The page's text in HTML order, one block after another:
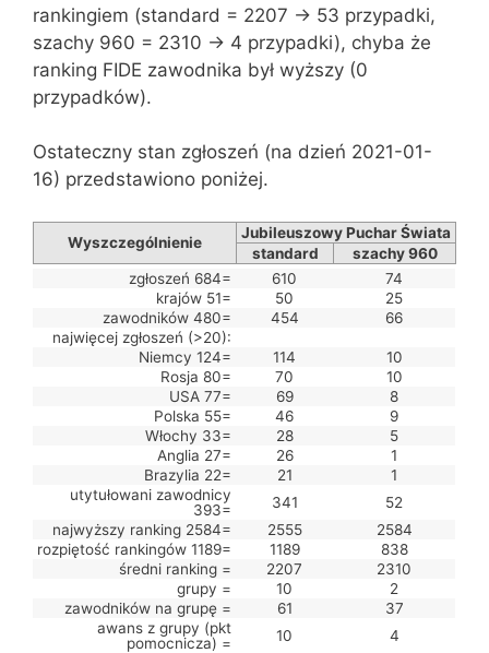
rankingiem (standard = 2207 -> 53 przypadki,
szachy 960 = 2310 -> 4 przypadki), chyba że
ranking FIDE zawodnika był wyższy (0
przypadków).
Ostateczny stan zgłoszeń (na dzień 2021-01-
16) przedstawiono poniżej.
Wyszczególnienie
Jubileuszowy Puchar Świata
standard
szachy 960
zgłoszeń 684=
610
74
krajów 51=
50
25
zawodników 480=
454
66
najwięcej zgłoszeń (>20):
Niemcy 124=
114
10
Rosja 80=
70
10
USA 77=
69
8
Polska 55=
46
9
Włochy 33=
28
5
Anglia 27=
26
1
Brazylia 22=
21
1
utytułowani zawodnicy
393=
341
52
najwyższy ranking 2584=
2555
2584
rozpiętość rankingów 1189=
1189
838
średni ranking =
2207
2310
grupy =
10
2
zawodników na grupę =
61
37
awans z grupy (pkt
pomocnicza) =
10 4